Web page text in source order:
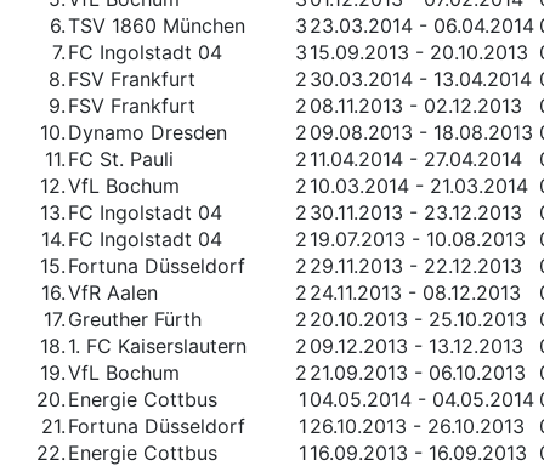
6.TSV 1860 München 3 23.03.2014 - 06.04.2014
7. FC Ingolstadt 04 3 15.09.2013 - 20.10.2013
8. FSV Frankfurt 2 30.03.2014 - 13.04.2014
9. FSV Frankfurt 2 08.11.2013 - 02.12.2013
10. Dynamo Dresden 2 09.08.2013 - 18.08.2013
11. FC St. Pauli 2 11.04.2014 - 27.04.2014
12.VfL Bochum 2 10.03.2014 - 21.03.2014
13. FC Ingolstadt 04 2 30.11.2013 - 23.12.2013
14. FC Ingolstadt 04 2 19.07.2013 - 10.08.2013
15. Fortuna Düsseldorf 2 29.11.2013 - 22.12.2013
16.VfR Aalen 2 24.11.2013 - 08.12.2013
17. Greuther Fürth 2 20.10.2013 - 25.10.2013
18. 1. FC Kaiserslautern 2 09.12.2013 - 13.12.2013
19.VfL Bochum 2 21.09.2013 - 06.10.2013
20. Energie Cottbus 1 04.05.2014 - 04.05.2014
21. Fortuna Düsseldorf 1 26.10.2013 - 26.10.2013
22. Energie Cottbus 1 16.09.2013 - 16.09.2013